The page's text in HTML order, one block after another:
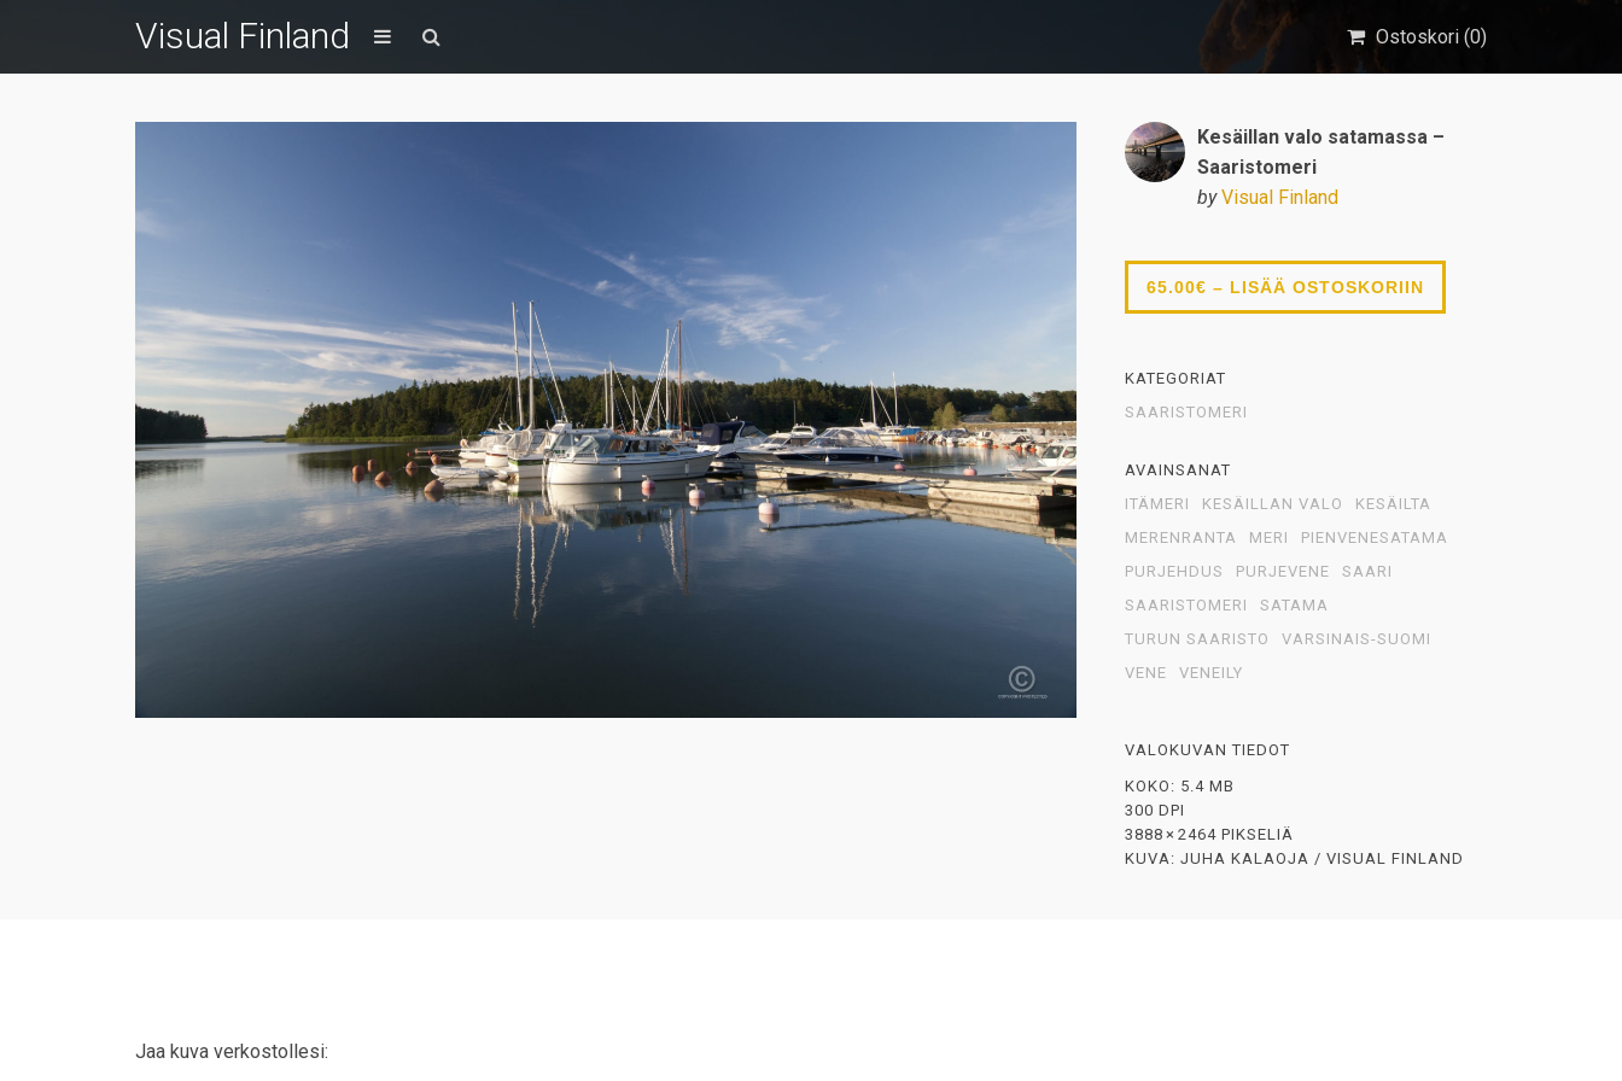
Visual Finland Ostoskori (0)
Kesäillan valo satamassa –
Saaristomeri
by Visual Finland
65.00€ – LISÄÄ OSTOSKORIIN
KATEGORIAT
SAARISTOMERI
AVAINSANAT
ITÄMERI
KESÄILLAN VALO
KESÄILTA
MERENRANTA
MERI
PIENVENESATAMA
PURJEHDUS
PURJEVENE
SAARI
SAARISTOMERI
SATAMA
TURUN SAARISTO
VARSINAIS-SUOMI
VENE
VENEILY
VALOKUVAN TIEDOT
KOKO: 5.4 MB
300 DPI
3888 × 2464 PIKSELIÄ
KUVA: JUHA KALAOJA / VISUAL FINLAND
Jaa kuva verkostollesi: